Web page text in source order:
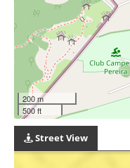
200 m
500 ft
Street View